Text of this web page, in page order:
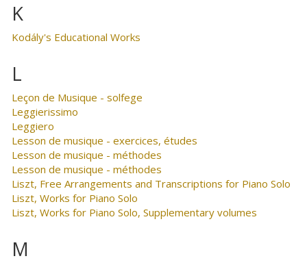
K
Kodály's Educational Works
L
Leçon de Musique - solfege
Leggierissimo
Leggiero
Lesson de musique - exercices, études
Lesson de musique - méthodes
Lesson de musique - méthodes
Liszt, Free Arrangements and Transcriptions for Piano Solo
Liszt, Works for Piano Solo
Liszt, Works for Piano Solo, Supplementary volumes
M